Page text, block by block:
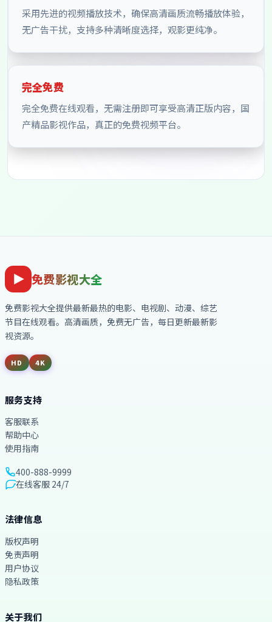
采用先进的视频播放技术，确保高清画质流畅播放体验，
无广告干扰，支持多种清晰度选择，观影更纯净。
完全免费
完全免费在线观看，无需注册即可享受高清正版内容，国
产精品影视作品，真正的免费视频平台。
免费影视大全
免费影视大全提供最新最热的电影、电视剧、动漫、综艺
节目在线观看。高清画质，免费无广告，每日更新最新影
视资源。
HD 4K
服务支持
客服联系
帮助中心
使用指南
400-888-9999
在线客服 24/7
法律信息
版权声明
免责声明
用户协议
隐私政策
关于我们